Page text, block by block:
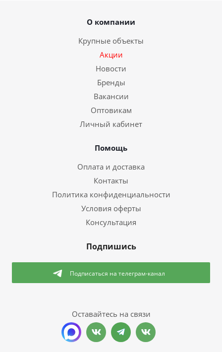
О компании
Крупные объекты
Акции
Новости
Бренды
Вакансии
Оптовикам
Личный кабинет
Помощь
Оплата и доставка
Контакты
Политика конфиденциальности
Условия оферты
Консультация
Подпишись
Подписаться на телеграм-канал
Оставайтесь на связи